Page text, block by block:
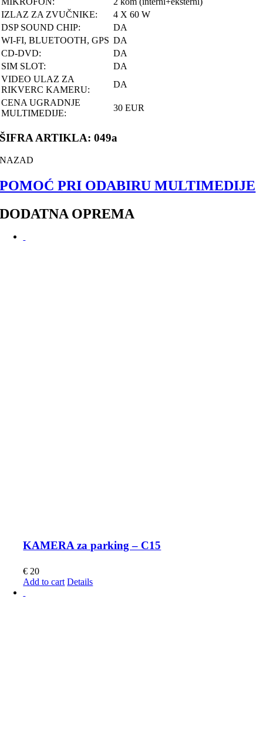
IZLAZ ZA ZVUČNIKE:
4 X 60 W
DSP SOUND CHIP:
DA
WI-FI, BLUETOOTH, GPS DA
CD-DVD:
DA
SIM SLOT:
DA
VIDEO ULAZ ZA
RIKVERC KAMERU:
DA
CENA UGRADNJE
MULTIMEDIJE:
30 EUR
ŠIFRA ARTIKLA: 049a
NAZAD
POMOĆ PRI ODABIRU MULTIMEDIJE
DODATNA OPREMA
KAMERA za parking – C15
€ 20
Add to cart Details